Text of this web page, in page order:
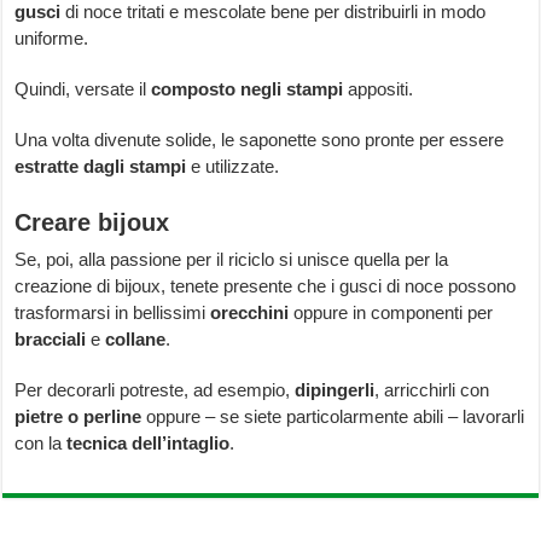
gusci di noce tritati e mescolate bene per distribuirli in modo
uniforme.
Quindi, versate ilcomposto negli stampi appositi.
Una volta divenute solide, le saponette sono pronte per essere
estratte dagli stampi e utilizzate.
Creare bijoux
Se, poi, alla passione per il riciclo si unisce quella per la
creazione di bijoux, tenete presente che i gusci di noce possono
trasformarsi in bellissimi orecchinioppure in componenti per
bracciali ecollane.
Per decorarli potreste, ad esempio,dipingerli, arricchirli con
pietre o perline oppure – se siete particolarmente abili – lavorarli
con latecnica dell’intaglio.